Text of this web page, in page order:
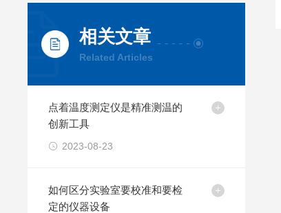
相关文章
Related Articles
点着温度测定仪是精准测温的
创新工具
2023-08-23
如何区分实验室要校准和要检
定的仪器设备